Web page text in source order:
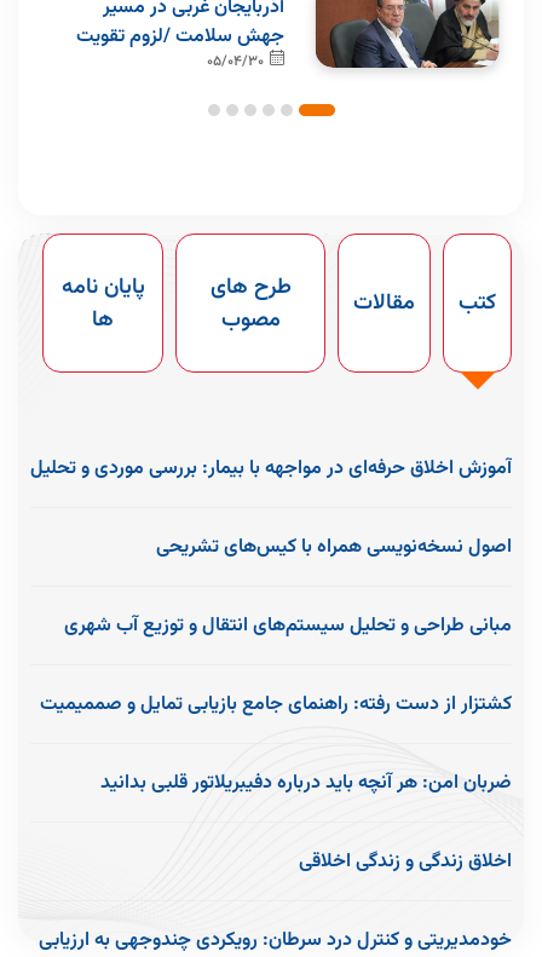
میز خدمت الکترونیک
جستجوگر تلفن های
آذربایجان غربی در مسیر
جهش سلامت /لزوم تقویت
پشتوانه مردمی خیرین
05/04/30
کتب مقالات
طرح های
مصوب
پایان نامه
ها
آموزش اخلاق حرفه‌ای در مواجهه با بیمار: بررسی موردی و تحلیل
اصول نسخه‌نویسی همراه با کیس‌های تشریحی
مبانی طراحی و تحلیل سیستم‌های انتقال و توزیع آب شهری
کشتزار از دست رفته: راهنمای جامع بازیابی تمایل و صممیمیت
ضربان امن: هر آنچه باید درباره دفیبریلاتور قلبی بدانید
اخلاق زندگی و زندگی اخلاقی
خودمدیریتی و کنترل درد سرطان: رویکردی چندوجهی به ارزیابی